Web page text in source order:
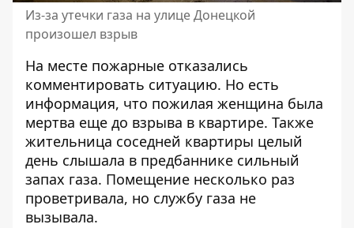
Из-за утечки газа на улице Донецкой
произошел взрыв
На месте пожарные отказались
комментировать ситуацию. Но есть
информация, что пожилая женщина была
мертва еще до взрыва в квартире. Также
жительница соседней квартиры целый
день слышала в предбаннике сильный
запах газа. Помещение несколько раз
проветривала, но службу газа не
вызывала.